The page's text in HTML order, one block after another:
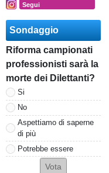
Segui
Sondaggio
Riforma campionati
professionisti sarà la
morte dei Dilettanti?
Si
No
Aspettiamo di saperne
di più
Potrebbe essere